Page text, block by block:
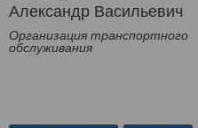
Александр Васильевич
Организация транспортного
обслуживания